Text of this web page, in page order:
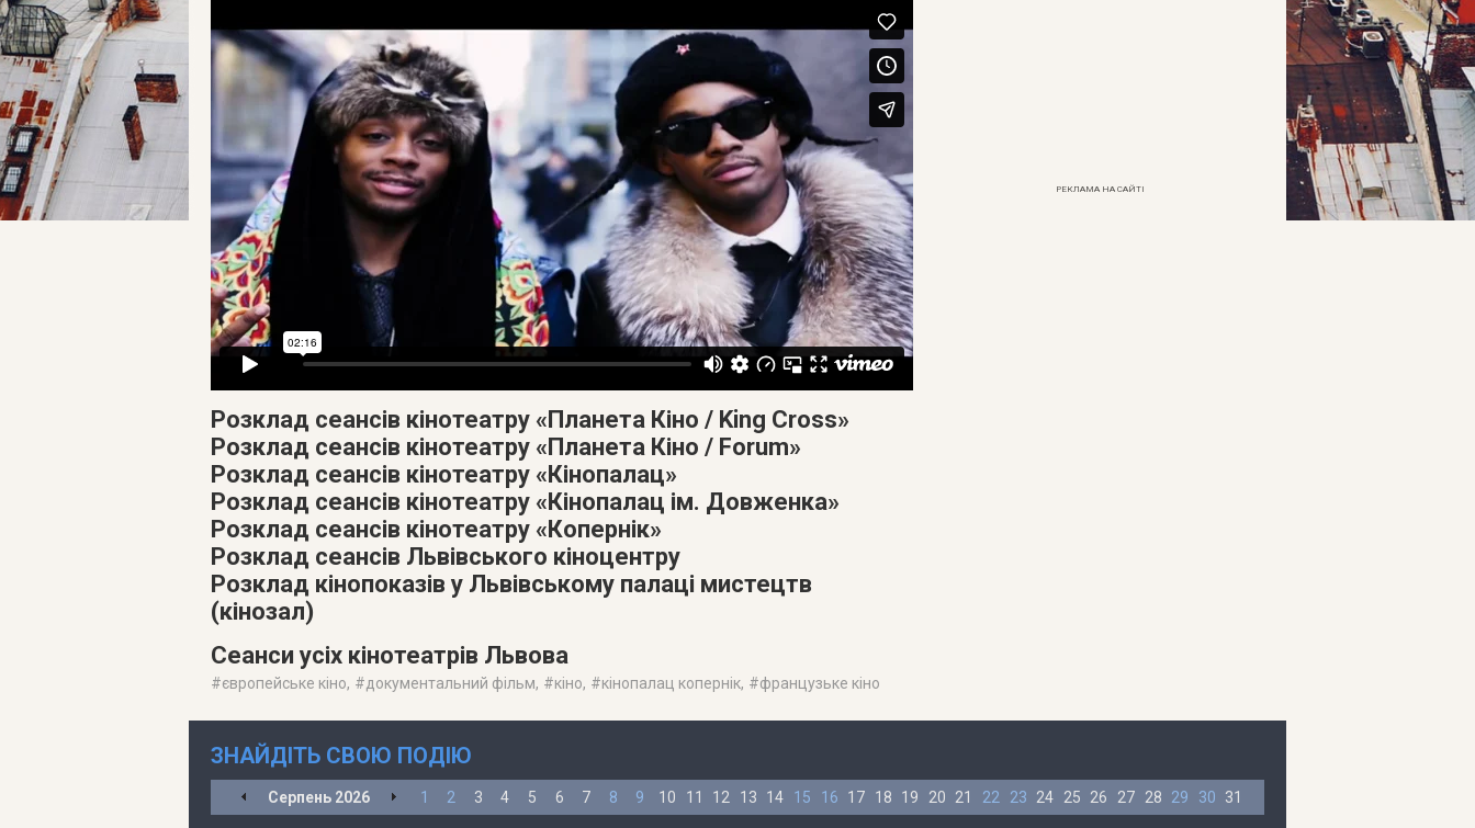
Розклад сеансів кінотеатру «Планета Кіно / King Cross»
Розклад сеансів кінотеатру «Планета Кіно / Forum»
Розклад сеансів кінотеатру «Кінопалац»
Розклад сеансів кінотеатру «Кінопалац ім. Довженка»
Розклад сеансів кінотеатру «Копернік»
Розклад сеансів Львівського кіноцентру
Розклад кінопоказів у Львівському палаці мистецтв
(кінозал)
Сеанси усіх кінотеатрів Львова
#європейське кіно, #документальний фільм, #кіно, #кінопалац копернік, #французьке кіно
РЕКЛАМА НА САЙТІ
ЗНАЙДІТЬ СВОЮ ПОДІЮ
Серпень 2026 1 2 3 4 5 6 7 8 9 10 11 12 13 14 15 16 17 18 19 20 21 22 23 24 25 26 27 28 29 30 31